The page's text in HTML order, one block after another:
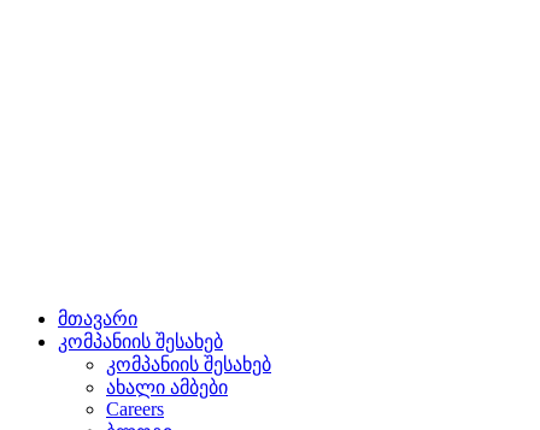
მთავარი
კომპანიის შესახებ
კომპანიის შესახებ
ახალი ამბები
Careers